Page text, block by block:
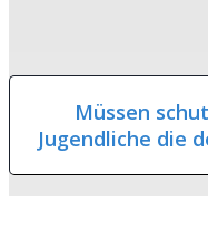
Müssen
Jugendliche die